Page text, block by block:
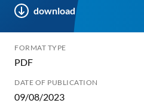
download
FORMAT TYPE
PDF
DATE OF PUBLICATION
09/08/2023